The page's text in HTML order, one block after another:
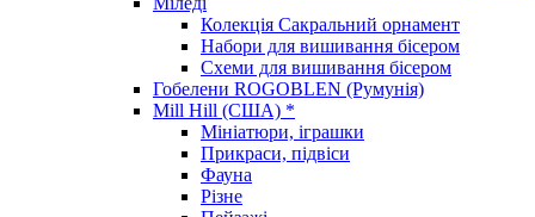
Колекція Сакральний орнамент
Набори для вишивання бісером
Схеми для вишивання бісером
Гобелени ROGOBLEN (Румунія)
Mill Hill (США) *
Мініатюри, іграшки
Прикраси, підвіси
Фауна
Різне